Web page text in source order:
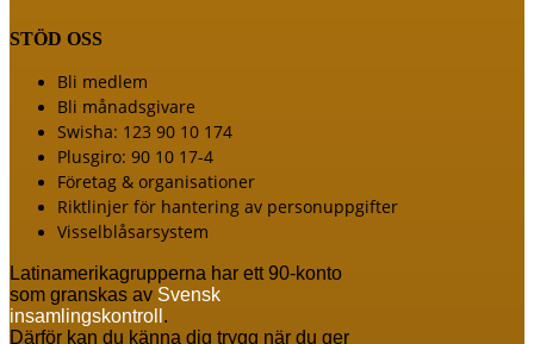
STÖD OSS
Meny
Bli medlem
Bli månadsgivare
Swisha: 123 90 10 174
Plusgiro: 90 10 17-4
Företag & organisationer
Riktlinjer för hantering av personuppgifter
Visselblåsarsystem
Latinamerikagrupperna har ett 90-konto
som granskas av Svensk
insamlingskontroll .
Därför kan du känna dig trygg när du ger